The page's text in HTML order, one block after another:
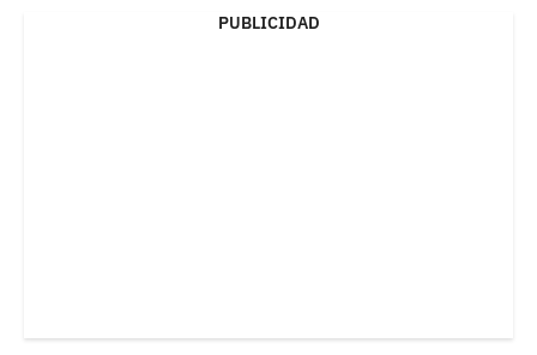
PUBLICIDAD